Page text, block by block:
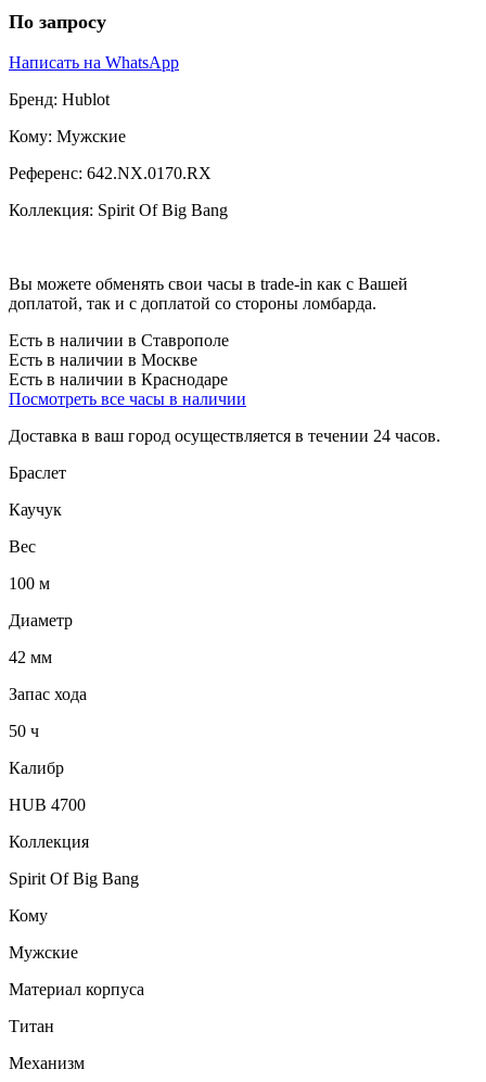
По запросу
Написать на WhatsApp
Бренд: Hublot
Кому: Мужские
Референс: 642.NX.0170.RX
Коллекция: Spirit Of Big Bang
Вы можете обменять свои часы в trade-in как с Вашей
доплатой, так и с доплатой со стороны ломбарда.
Есть в наличии в Ставрополе
Есть в наличии в Москве
Есть в наличии в Краснодаре
Посмотреть все часы в наличии
Доставка в ваш город осуществляется в течении 24 часов.
Браслет
Каучук
Вес
100 м
Диаметр
42 мм
Запас хода
50 ч
Калибр
HUB 4700
Коллекция
Spirit Of Big Bang
Кому
Мужские
Материал корпуса
Титан
Механизм